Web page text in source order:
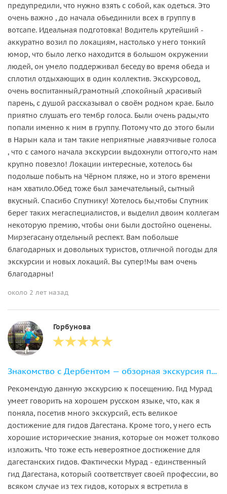
предупредили, что нужно взять с собой, как одеться. Это
очень важно , до начала обьединили всех в группу в
вотсапе. Идеальная подготовка! Водитель крутейший -
аккуратно возил по локациям, настолько у него тонкий
юмор, что было легко находится в большом окружении
людей, он умело поддерживал беседу во время обеда и
сплотил отдыхающих в один коллектив. Экскурсовод,
очень воспитанный,грамотный ,спокойный ,красивый
парень, с душой рассказывал о своём родном крае. Было
приятно слушать его тембр голоса. Были очень рады,что
попали именно к ним в группу. Потому что до этого были
в Нарын кала и там такие неприятные ,навязчивые голоса
, что с самого начала экскурсии выдохнули оттого,что нам
крупно повезло! Локации интересные, хотелось бы
подольше побыть на Чёрном пляже, но и этого времени
нам хватило.Обед тоже был замечательный, сытный
вкусный. Спасибо Спутнику! Хотелось бы,чтобы Спутник
берег таких мегаспециалистов, и выделил двоим коллегам
некоторую премию, чтобы они были достойно оценены.
Мирзегасану отдельный респект. Вам побольше
благодарных и довольных туристов, отличной погоды для
экскурсии и новых локаций. Вы супер!Мы вам очень
благодарны!
около 2 лет назад
Горбунова
Знакомство с Дербентом — обзорная экскурсия по городу
Рекомендую данную экскурсию к посещению. Гид Мурад
умеет говорить на хорошем русском языке, что, как я
поняла, посетив много экскурсий, есть великое
достижение для гидов Дагестана. Кроме того, у него есть
хорошие исторические знания, которые он может толково
изложить. Что тоже есть невероятное достижение для
дагестанских гидов. Фактически Мурад - единственный
гид Дагестана, который соответствует своей профессии, во
всяком случае из тех гидов, которых я встретила в